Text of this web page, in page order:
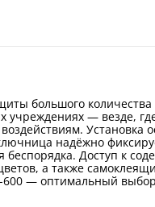
большого
— везде,
Установка
надёжно
Доступ к
а также
— оптимальный